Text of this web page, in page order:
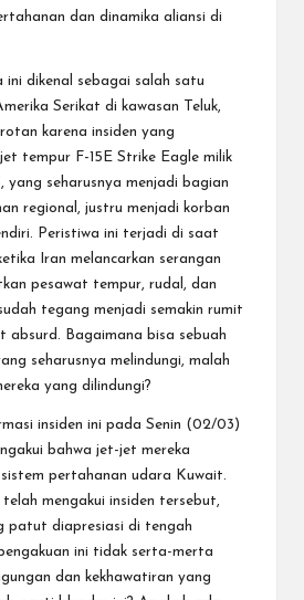
dan dinamika aliansi di
ini dikenal sebagai salah satu
Serikat di kawasan Teluk,
karena insiden yang
tempur F-15E Strike Eagle milik
yang seharusnya menjadi bagian
regional, justru menjadi korban
Peristiwa ini terjadi di saat
Iran melancarkan serangan
pesawat tempur, rudal, dan
tegang menjadi semakin rumit
absurd. Bagaimana bisa sebuah
seharusnya melindungi, malah
yang dilindungi?
insiden ini pada Senin (02/03)
bahwa jet-jet mereka
pertahanan udara Kuwait.
mengakui insiden tersebut,
patut diapresiasi di tengah
ini tidak serta-merta
dan kekhawatiran yang